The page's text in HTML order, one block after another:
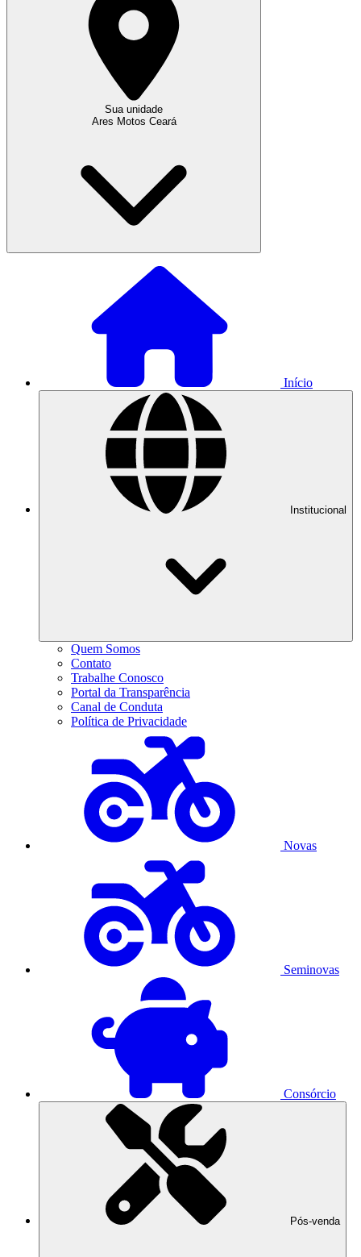
Sua unidade
Ares Motos Ceará
Início
Institucional
Quem Somos
Contato
Trabalhe Conosco
Portal da Transparência
Canal de Conduta
Política de Privacidade
Novas
Seminovas
Consórcio
Pós-venda